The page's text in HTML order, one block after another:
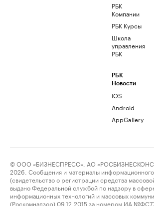
РБК
Компании
РБК Курсы
Школа
управления
РБК
РБК
Новости
iOS
Android
AppGallery
© ООО «БИЗНЕСПРЕСС», АО
2026. Сообщения и материалы информационного
(свидетельство о регистрации средства
выдано Федеральной службой по надзору в
информационных технологий и массовых
(Роскомнадзор) 09.12.2015 за номером ИА